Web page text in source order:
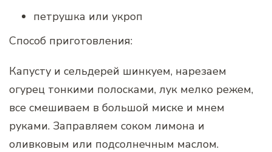
петрушка или укроп
Способ приготовления:
Капусту и сельдерей шинкуем, нарезаем
огурец тонкими полосками, лук мелко режем,
все смешиваем в большой миске и мнем
руками. Заправляем соком лимона и
оливковым или подсолнечным маслом.